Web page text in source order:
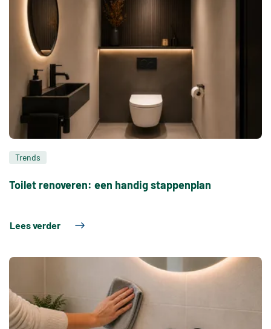
Trends
Toilet renoveren: een handig stappenplan
Lees verder